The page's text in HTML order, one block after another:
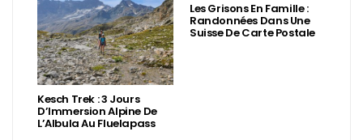
Kesch Trek : 3 Jours
D’Immersion Alpine De
L’Albula Au Fluelapass
Les Grisons En Famille :
Randonnées Dans Une
Suisse De Carte Postale